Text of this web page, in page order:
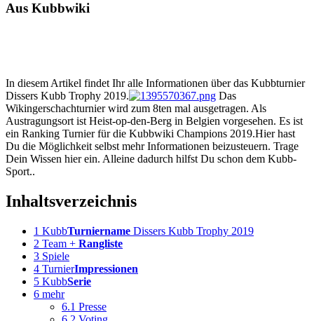
Aus Kubbwiki
In diesem Artikel findet Ihr alle Informationen über das Kubbturnier
Dissers Kubb Trophy 2019.
Das
Wikingerschachturnier wird zum 8ten mal ausgetragen. Als
Austragungsort ist Heist-op-den-Berg in Belgien vorgesehen. Es ist
ein Ranking Turnier für die Kubbwiki Champions 2019.Hier hast
Du die Möglichkeit selbst mehr Informationen beizusteuern. Trage
Dein Wissen hier ein. Alleine dadurch hilfst Du schon dem Kubb-
Sport..
Inhaltsverzeichnis
1 KubbTurniername Dissers Kubb Trophy 2019
2 Team + Rangliste
3 Spiele
4 TurnierImpressionen
5 KubbSerie
6 mehr
6.1 Presse